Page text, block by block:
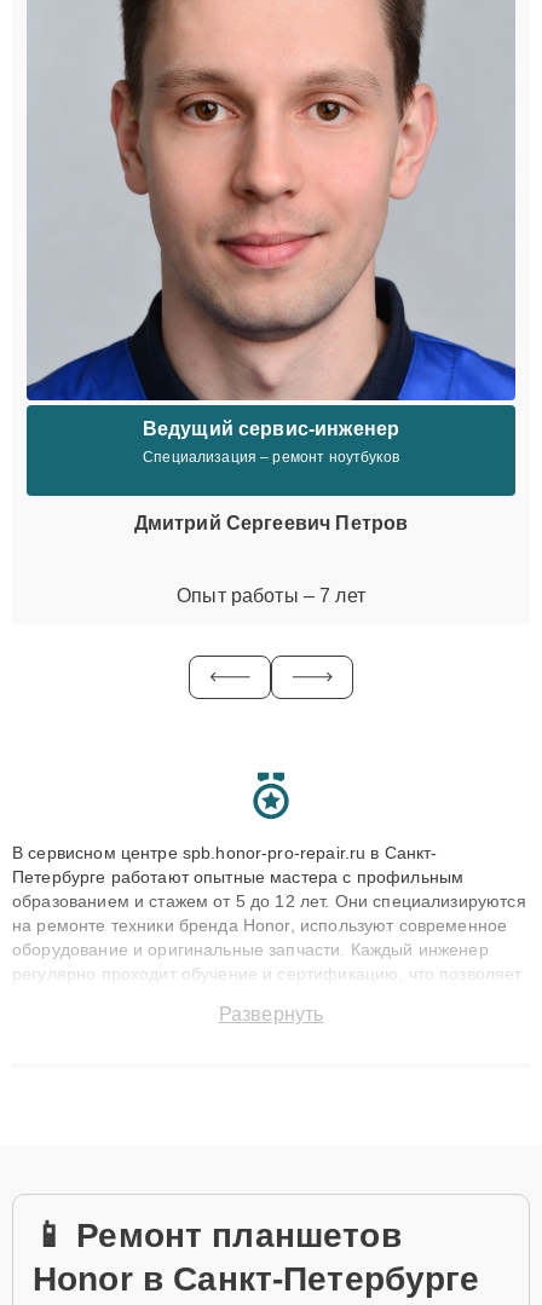
Ведущий сервис-инженер
Специализация – ремонт ноутбуков
Дмитрий Сергеевич Петров
Опыт работы – 7 лет
В сервисном центре spb.honor-pro-repair.ru в Санкт-
Петербурге работают опытные мастера с профильным
образованием и стажем от 5 до 12 лет. Они специализируются
на ремонте техники бренда Honor, используют современное
оборудование и оригинальные запчасти. Каждый инженер
регулярно проходит обучение и сертификацию, что позволяет
технику с сохранением гарантии до 3 лет. Наши мастера
Развернуть
📱 Ремонт планшетов
Honor в Санкт-Петербурге